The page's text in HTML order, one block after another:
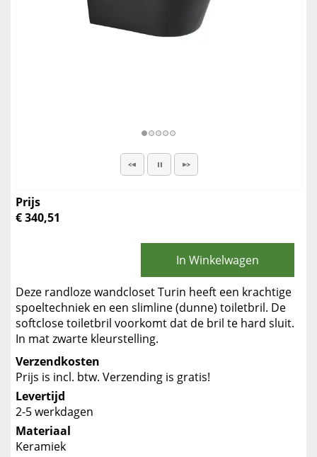
Prijs
€ 340,51
In Winkelwagen
Deze randloze wandcloset Turin heeft een krachtige
spoeltechniek en een slimline (dunne) toiletbril. De
softclose toiletbril voorkomt dat de bril te hard sluit.
In mat zwarte kleurstelling.
Verzendkosten
Prijs is incl. btw. Verzending is gratis!
Levertijd
2-5 werkdagen
Materiaal
Keramiek